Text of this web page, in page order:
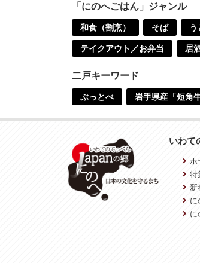
「にのへごはん」ジャンル
和食（割烹） そば う
テイクアウト／お弁当 居
二戸キーワード
ぶっとべ 岩手県産「短角牛
いわて
ホ
特
新
に
に